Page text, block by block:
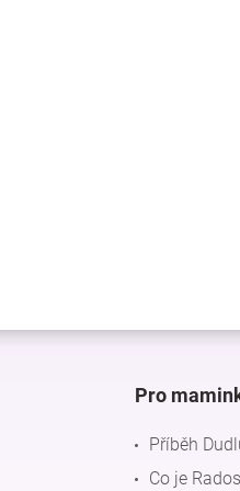
Pro
Příběh
Co je